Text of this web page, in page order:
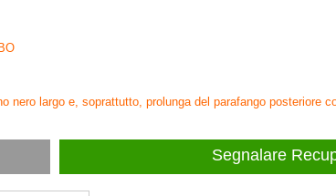
largo e, soprattutto, prolunga del parafango posteriore
Segnalare